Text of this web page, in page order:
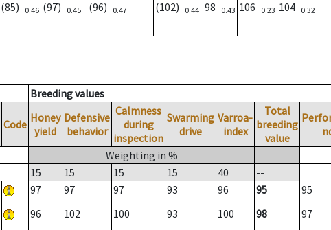
(85) 0.46 (97) 0.45 (96) 0.47 (102) 0.44 98 0.43 106 0.23 104 0.32
Breeding values
Code Honey
yield
Defensive
behavior
Calmness
during
inspection
Swarming
drive
Varroa-
index
Total
breeding
value
Weighting in %
15
15 15 15 40
--
97 97 97 93 96 95
95
96 102 100 93 100 98
97